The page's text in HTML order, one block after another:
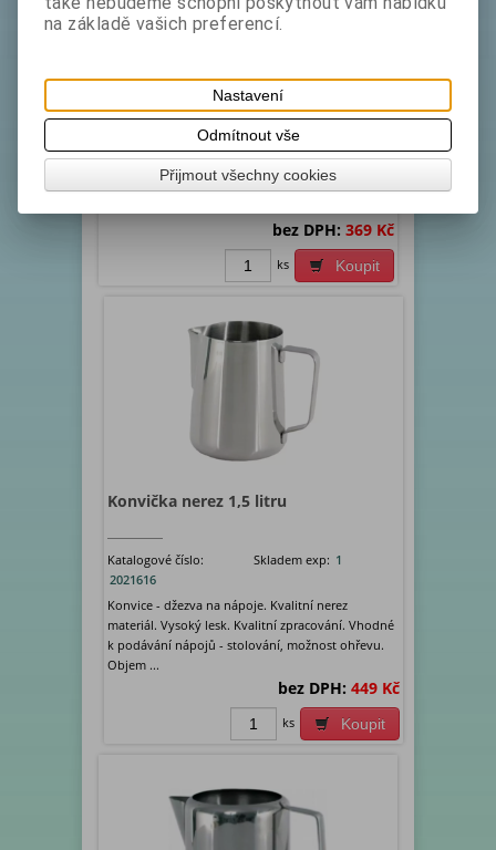
2021614
Skladem exp:
Kvalitní nerez materiál. Vysoký lesk. Kvalitní
zpracování. Vhodné k podávání nápojů -
bez DPH: 369 Kč
Koupit
ks
Konvička nerez 1,5 litru
Katalogové číslo:
2021616
Skladem exp: 1
Konvice - džezva na nápoje. Kvalitní nerez
materiál. Vysoký lesk. Kvalitní zpracování. Vhodné
k podávání nápojů - stolování, možnost ohřevu.
Objem ...
bez DPH: 449 Kč
Koupit
ks
na základě vašich preferencí.
Nastavení
Odmítnout vše
Přijmout všechny cookies